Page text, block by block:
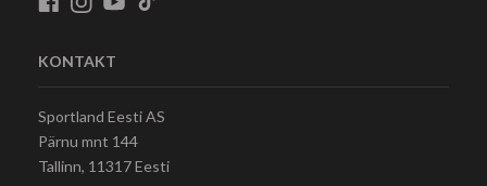
KONTAKT
Sportland Eesti AS
Pärnu mnt 144
Tallinn, 11317 Eesti